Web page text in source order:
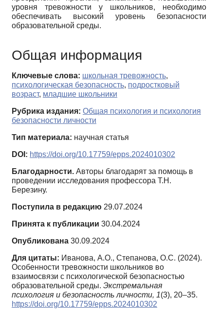
уровня тревожности у школьников, необходимо
обеспечивать высокий уровень безопасности
образовательной среды.
Общая информация
Ключевые слова: школьная тревожность,
психологическая безопасность, подростковый
возраст, младшие школьники
Рубрика издания: Общая психология и психология
безопасности личности
Тип материала: научная статья
DOI: https://doi.org/10.17759/epps.2024010302
Благодарности. Авторы благодарят за помощь в
проведении исследования профессора Т.Н.
Березину.
Поступила в редакцию 29.07.2024
Принята к публикации 30.04.2024
Опубликована 30.09.2024
Для цитаты: Иванова, А.О., Степанова, О.С. (2024).
Особенности тревожности школьников во
взаимосвязи с психологической безопасностью
образовательной среды. Экстремальная
психология и безопасность личности, 1(3), 20–35.
https://doi.org/10.17759/epps.2024010302